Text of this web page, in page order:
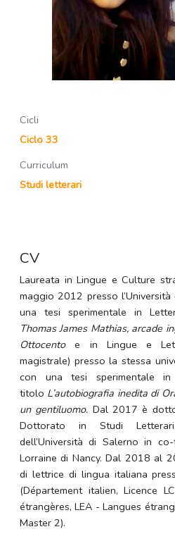
Cicli
Ciclo 33
Curriculum
Studi letterari
CV
Laureata in Lingue e Culture
maggio 2012 presso
una tesi sperimentale in
Thomas James Mathias, arcade
Ottocentoe in Lingue e
magistrale) presso la stessa
con una tesi sperimentale
titolo L’autobiografia inedita di
un gentiluomo. Dal 2017 è
Dottorato in Studi
dell’Università di Salerno in
Lorraine di Nancy. Dal 2018 al
di lettrice di lingua italiana
(Département italien, Licence
étrangères, LEA - Langues
Master 2).